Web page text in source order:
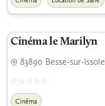
Cinéma le Marilyn
83890 Besse-sur-Issole
Cinéma